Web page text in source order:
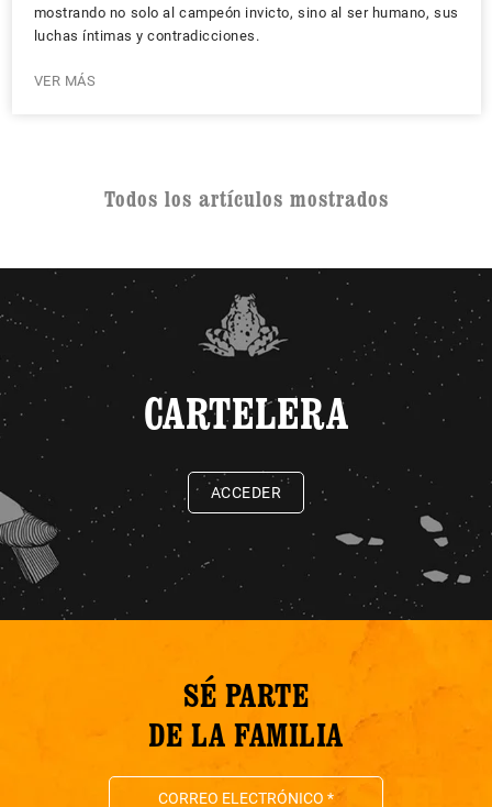
mostrando no solo al campeón invicto, sino al ser humano, sus
luchas íntimas y contradicciones.
VER MÁS
Todos los artículos mostrados
CARTELERA
ACCEDER
SÉ PARTE
DE LA FAMILIA